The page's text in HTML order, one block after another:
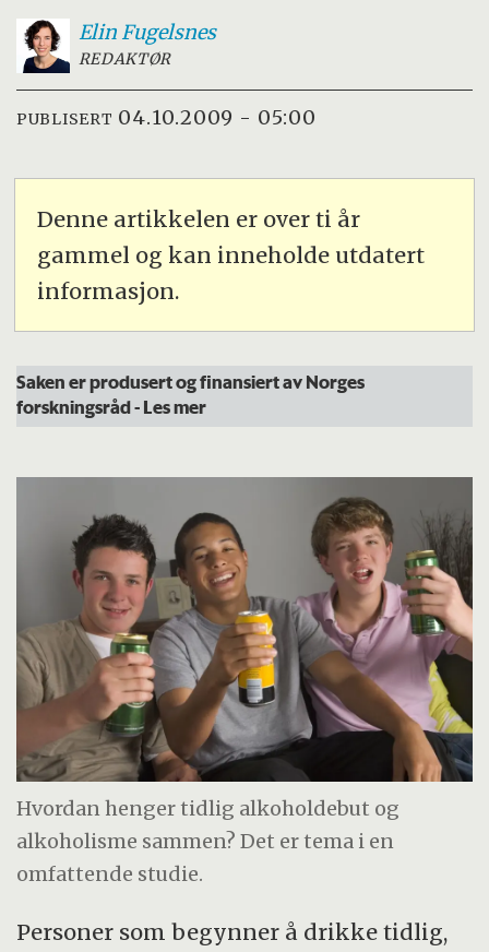
Elin Fugelsnes
REDAKTØR
PUBLISERT 04.10.2009 - 05:00
Denne artikkelen er over ti år
gammel og kan inneholde utdatert
informasjon.
Saken er produsert og finansiert av Norges
forskningsråd- Les mer
Hvordan henger tidlig alkoholdebut og
alkoholisme sammen? Det er tema i en
omfattende studie.
Personer som begynner å drikke tidlig,